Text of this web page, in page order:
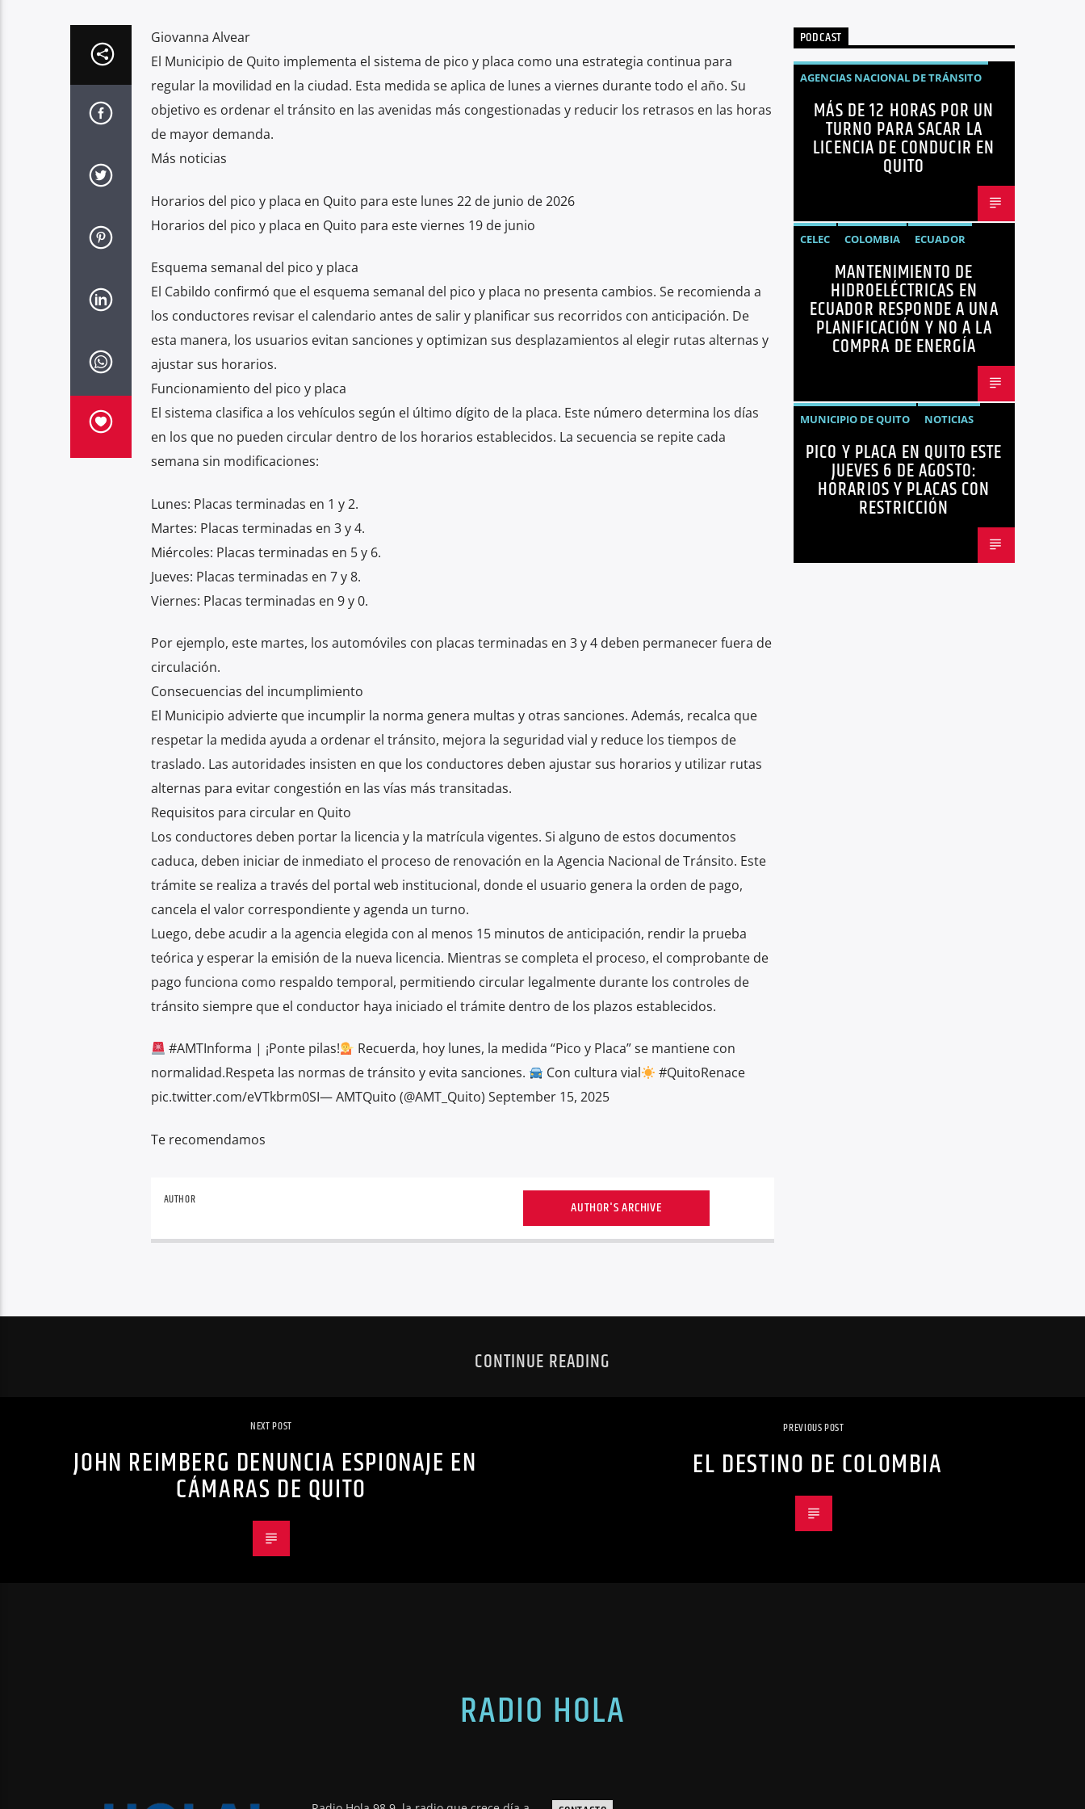
Giovanna Alvear
El Municipio de Quito implementa el sistema de pico y placa como una estrategia continua para
regular la movilidad en la ciudad. Esta medida se aplica de lunes a viernes durante todo el año. Su
objetivo es ordenar el tránsito en las avenidas más congestionadas y reducir los retrasos en las horas
de mayor demanda.
Más noticias
Horarios del pico y placa en Quito para este lunes 22 de junio de 2026
Horarios del pico y placa en Quito para este viernes 19 de junio
Esquema semanal del pico y placa
El Cabildo confirmó que el esquema semanal del pico y placa no presenta cambios. Se recomienda a
los conductores revisar el calendario antes de salir y planificar sus recorridos con anticipación. De
esta manera, los usuarios evitan sanciones y optimizan sus desplazamientos al elegir rutas alternas y
ajustar sus horarios.
Funcionamiento del pico y placa
El sistema clasifica a los vehículos según el último dígito de la placa. Este número determina los días
en los que no pueden circular dentro de los horarios establecidos. La secuencia se repite cada
semana sin modificaciones:
Lunes: Placas terminadas en 1 y 2.
Martes: Placas terminadas en 3 y 4.
Miércoles: Placas terminadas en 5 y 6.
Jueves: Placas terminadas en 7 y 8.
Viernes: Placas terminadas en 9 y 0.
Por ejemplo, este martes, los automóviles con placas terminadas en 3 y 4 deben permanecer fuera de
circulación.
Consecuencias del incumplimiento
El Municipio advierte que incumplir la norma genera multas y otras sanciones. Además, recalca que
respetar la medida ayuda a ordenar el tránsito, mejora la seguridad vial y reduce los tiempos de
traslado. Las autoridades insisten en que los conductores deben ajustar sus horarios y utilizar rutas
alternas para evitar congestión en las vías más transitadas.
Requisitos para circular en Quito
Los conductores deben portar la licencia y la matrícula vigentes. Si alguno de estos documentos
caduca, deben iniciar de inmediato el proceso de renovación en la Agencia Nacional de Tránsito. Este
trámite se realiza a través del portal web institucional, donde el usuario genera la orden de pago,
cancela el valor correspondiente y agenda un turno.
Luego, debe acudir a la agencia elegida con al menos 15 minutos de anticipación, rendir la prueba
teórica y esperar la emisión de la nueva licencia. Mientras se completa el proceso, el comprobante de
pago funciona como respaldo temporal, permitiendo circular legalmente durante los controles de
tránsito siempre que el conductor haya iniciado el trámite dentro de los plazos establecidos.
#AMTInforma | ¡Ponte pilas!
Recuerda, hoy lunes, la medida “Pico y Placa” se mantiene con
normalidad.Respeta las normas de tránsito y evita sanciones.
Con cultura vial
#QuitoRenace
pic.twitter.com/eVTkbrm0SI— AMTQuito (@AMT_Quito) September 15, 2025
Te recomendamos
AUTHOR AUTHOR'S ARCHIVE
PODCAST
AGENCIAS NACIONAL DE TRÁNSITO
ECUADOR
LICENCIAS NOTICIAS
MÁS DE 12 HORAS POR UN
TURNO PARA SACAR LA
LICENCIA DE CONDUCIR EN
QUITO
CELEC COLOMBIA
ECUADOR
ENERGÍA
HIDROELÉCTRICAS
NOTICIAS
MANTENIMIENTO DE
HIDROELÉCTRICAS EN
ECUADOR RESPONDE A UNA
PLANIFICACIÓN Y NO A LA
COMPRA DE ENERGÍA
MUNICIPIO DE QUITO
NOTICIAS
PICO Y PLACA
QUITO
PICO Y PLACA EN QUITO ESTE
JUEVES 6 DE AGOSTO:
HORARIOS Y PLACAS CON
RESTRICCIÓN
CONTINUE READING
NEXT POST
JOHN REIMBERG DENUNCIA ESPIONAJE EN
CÁMARAS DE QUITO
PREVIOUS POST
EL DESTINO DE COLOMBIA
RADIO HOLA